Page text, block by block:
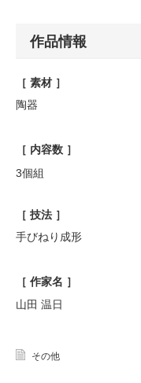
作品情報
［ 素材 ］
陶器
［ 内容数 ］
3個組
［ 技法 ］
手びねり成形
［ 作家名 ］
山田 温日
その他